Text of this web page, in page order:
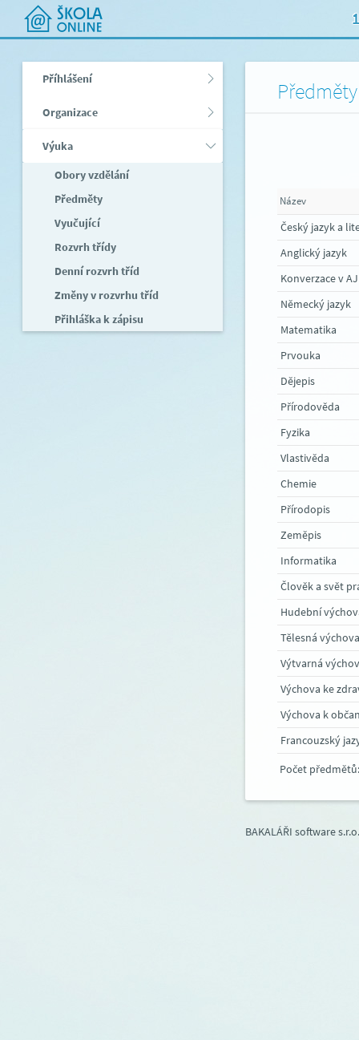
Příhlášení
Organizace
Výuka
Obory vzdělání
Předměty
Vyučující
Rozvrh třídy
Denní rozvrh tříd
Změny v rozvrhu tříd
Přihláška k zápisu
Předměty
Název
Český jazyk a
Anglický jazyk
Konverzace v AJ
Německý jazyk
Matematika
Prvouka
Dějepis
Přírodověda
Fyzika
Vlastivěda
Chemie
Přírodopis
Zeměpis
Informatika
Člověk a svět
Hudební
Tělesná výchova
Výtvarná
Výchova ke
Výchova k
Francouzský
Počet předmětů:
BAKALÁŘI software s.r.o.